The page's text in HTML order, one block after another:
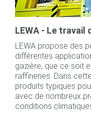
LEWA - Le travail
LEWA propose des
différentes
gazière, que ce soit
raffineries. Dans
produits typiques
avec de nombreux
conditions